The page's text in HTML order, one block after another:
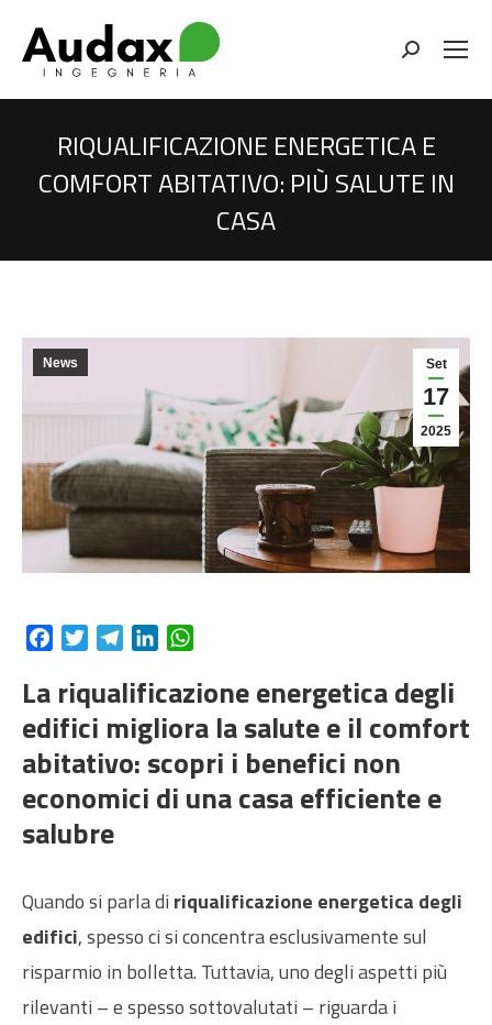
Cerca
RIQUALIFICAZIONE ENERGETICA E
COMFORT ABITATIVO: PIÙ SALUTE IN
CASA
You are here:
Set
17
2025
News
FacebookTwitterTelegram
LinkedIn
La riqualificazione energetica degli
edifici migliora la salute e il comfort
abitativo: scopri i benefici non
economici di una casa efficiente e
salubre
Quando si parla di riqualificazione energetica degli
edifici, spesso ci si concentra esclusivamente sul
risparmio in bolletta. Tuttavia, uno degli aspetti più
rilevanti – e spesso sottovalutati – riguarda i